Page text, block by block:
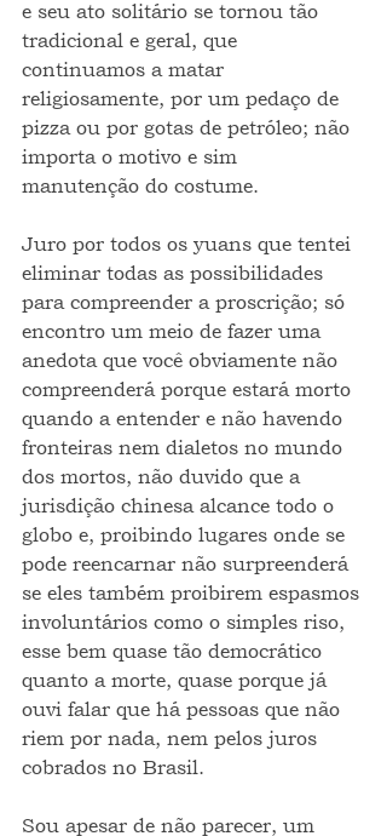
e seu ato solitário se tornou tão
tradicional e geral, que
continuamos a matar
religiosamente, por um pedaço de
pizza ou por gotas de petróleo; não
importa o motivo e sim
manutenção do costume.
Juro por todos os yuans que tentei
eliminar todas as possibilidades
para compreender a proscrição; só
encontro um meio de fazer uma
anedota que você obviamente não
compreenderá porque estará morto
quando a entender e não havendo
fronteiras nem dialetos no mundo
dos mortos, não duvido que a
jurisdição chinesa alcance todo o
globo e, proibindo lugares onde se
pode reencarnar não surpreenderá
se eles também proibirem espasmos
involuntários como o simples riso,
esse bem quase tão democrático
quanto a morte, quase porque já
ouvi falar que há pessoas que não
riem por nada, nem pelos juros
cobrados no Brasil.
Sou apesar de não parecer, um